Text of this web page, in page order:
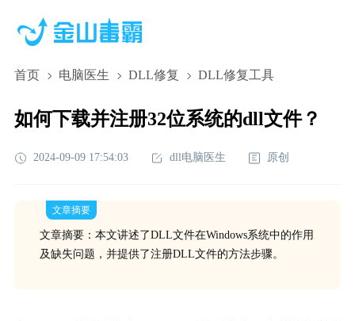
首页 电脑医生 DLL修复 DLL修复工具
如何下载并注册32位系统的dll文件？
2024-09-09 17:54:03 dll电脑医生 原创
文章摘要
文章摘要：本文讲述了DLL文件在Windows系统中的作用
及缺失问题，并提供了注册DLL文件的方法步骤。